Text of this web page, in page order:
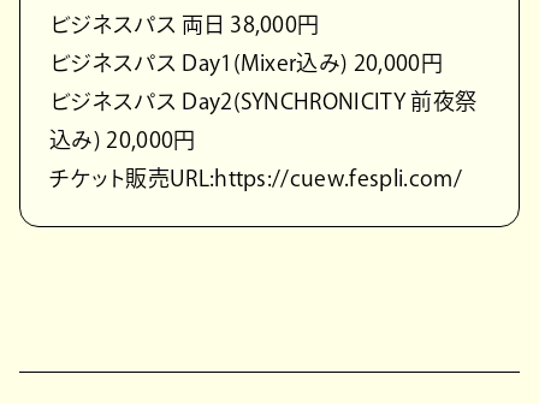
ビジネスパス 両日 38,000円
ビジネスパス Day1(Mixer込み) 20,000円
ビジネスパス Day2(SYNCHRONICITY 前夜祭
込み) 20,000円
チケット販売URL:https://cuew.fespli.com/